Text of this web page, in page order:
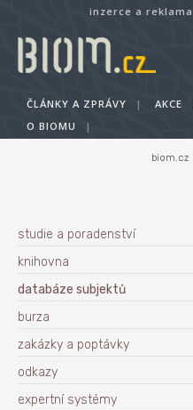
inzerce a reklama
ČLÁNKY A ZPRÁVY | AKCE
O BIOMU
|
biom.cz
studie a poradenství
knihovna
databáze subjektů
burza
zakázky a poptávky
odkazy
expertní systémy